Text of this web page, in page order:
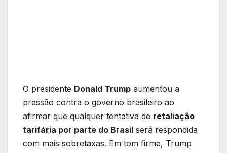
O presidente Donald Trump aumentou a
pressão contra o governo brasileiro ao
afirmar que qualquer tentativa de retaliação
tarifária por parte do Brasil será respondida
com mais sobretaxas. Em tom firme, Trump